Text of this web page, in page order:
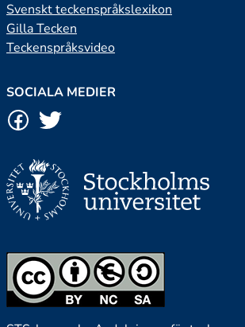
Svenskt teckenspråkslexikon
Gilla Tecken
Teckenspråksvideo
SOCIALA MEDIER